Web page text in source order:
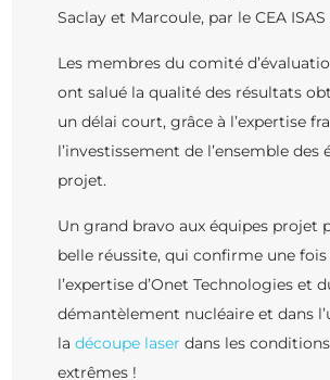
Saclay et Marcoule, par le CEA ISAS
Les membres du comité
ont salué la qualité des résultats
un délai court, grâce à l’expertise
l’investissement de l’ensemble des
projet.
Un grand bravo aux équipes projet
belle réussite, qui confirme une
l’expertise d’Onet Technologies et
démantèlement nucléaire et dans
ladécoupe laser dans les
extrêmes !